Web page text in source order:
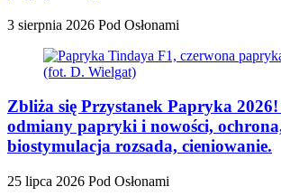
3 sierpnia 2026 Pod Osłonami
Zbliża się Przystanek Papryka
odmiany papryki i nowości,
biostymulacja rozsada, cieniowanie.
25 lipca 2026 Pod Osłonami